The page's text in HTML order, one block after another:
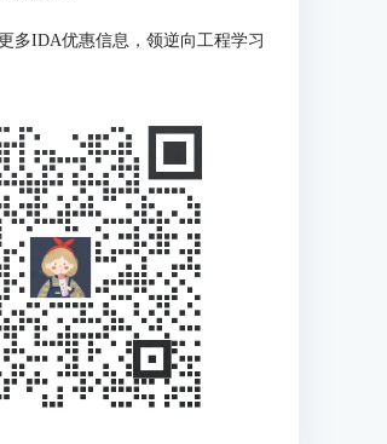
多IDA优惠信息，领逆向工程学习